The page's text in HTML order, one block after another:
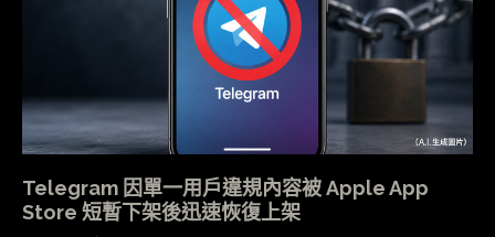
Telegram 因單一用戶違規內容被 Apple App
Store 短暫下架後迅速恢復上架